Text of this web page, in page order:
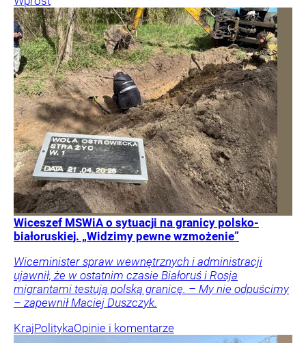
Wiceszef MSWiA o sytuacji na granicy polsko-
białoruskiej. „Widzimy pewne wzmożenie”
Wiceminister spraw wewnętrznych i administracji
ujawnił, że w ostatnim czasie Białoruś i Rosja
migrantami testują polską granicę. – My nie odpuścimy
– zapewnił Maciej Duszczyk.
KrajPolitykaOpinie i komentarze